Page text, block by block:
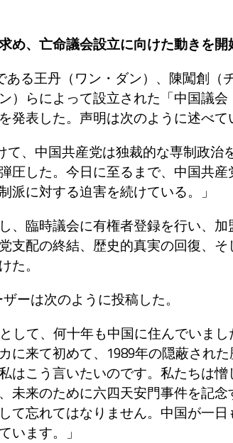
め、亡命議会設立に向けた動きを開
る王丹（ワン・ダン）、陳闖創（
）らによって設立された「中国議
表した。声明は次のように述べて
、中国共産党は独裁的な専制政治
圧した。今日に至るまで、中国共
に対する迫害を続けている。」
、臨時議会に有権者登録を行い、
支配の終結、歴史的真実の回復、
た。
ーは次のように投稿した。
して、何十年も中国に住んでいま
に来て初めて、1989年の隠蔽され
はこう言いたいのです。私たちは
未来のために六四天安門事件を記
て忘れてはなりません。中国が一日
います。」